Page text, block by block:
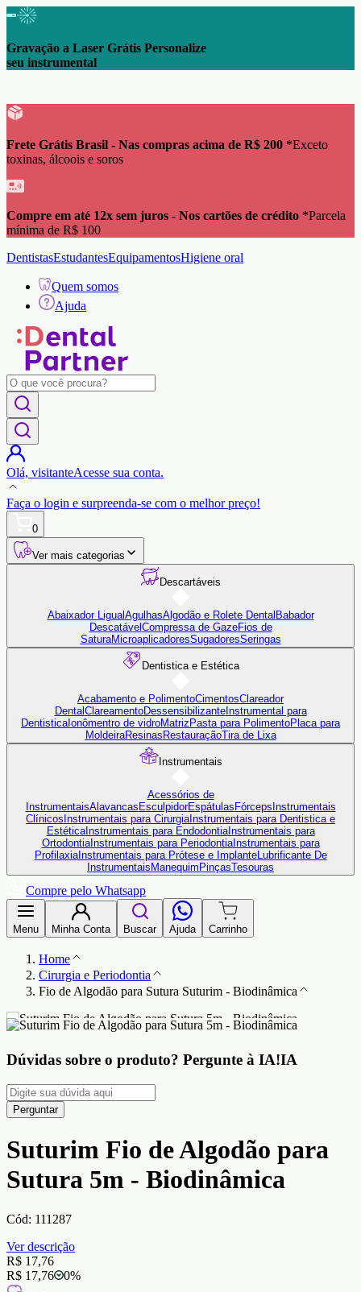
Gravação a Laser Grátis Personalize
seu instrumental
Frete Grátis Brasil - Nas compras acima de R$ 200 *Exceto
toxinas, álcoois e soros
Compre em até 12x sem juros - Nos cartões de crédito *Parcela
mínima de R$ 100
DentistasEstudantesEquipamentosHigiene oral
Quem somos
Ajuda
Olá, visitanteAcesse sua conta.
Faça o login e surpreenda-se com o melhor preço!
0
Ver mais categorias
Descartáveis
Abaixador Ligual AgulhasAlgodão e Rolete Dental Babador
Descatável Compressa de GazeFios de
SaturaMicroaplicadoresSugadoresSeringas
Dentistica e Estética
Acabamento e PolimentoCimentosClareador
Dental ClareamentoDessensibilizanteInstrumental para
Dentistica Ionômentro de vidroMatriz Pasta para PolimentoPlaca para
MoldeiraResinas RestauraçãoTira de Lixa
Instrumentais
Acessórios de
InstrumentaisAlavancas EsculpidorEspátulas Fórceps Instrumentais
Clínicos Instrumentais para Cirurgia Instrumentais para Dentistica e
EstéticaInstrumentais para EndodontiaInstrumentais para
OrtodontiaInstrumentais para PeriodontiaInstrumentais para
ProfilaxiaInstrumentais para Prótese e ImplanteLubrificante De
Instrumentais Manequim PinçasTesouras
Compre pelo Whatsapp
Menu Minha Conta Buscar Ajuda Carrinho
Home
Cirurgia e Periodontia
Fio de Algodão para Sutura Suturim - Biodinâmica
Dúvidas sobre o produto? Pergunte à IA!IA
Perguntar
Suturim Fio de Algodão para
Sutura 5m - Biodinâmica
Cód: 111287
Ver descrição
R$ 17,76
R$ 17,76
0%